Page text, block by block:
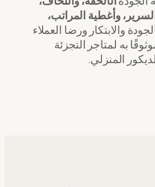
وأغطية المراتب،
والابتكار ورضا العملاء
به لمتاجر التجزئة
المنزلي.